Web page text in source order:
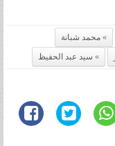
محمد شبانة
سيد عبد الحفيظ